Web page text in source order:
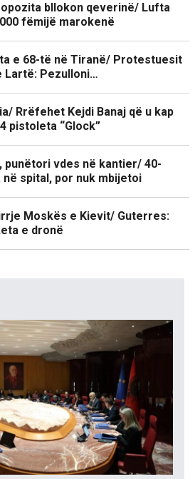
opozita bllokon qeverinë/ Lufta
fëmijë marokenë
e 68-të në Tiranë/ Protestuesit
Lartë: Pezulloni…
Rrëfehet Kejdi Banaj që u kap
pistoleta “Glock”
punëtori vdes në kantier/ 40-
spital, por nuk mbijetoi
Moskës e Kievit/ Guterres:
e dronë